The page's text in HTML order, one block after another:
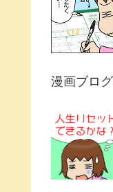
漫画ブロ